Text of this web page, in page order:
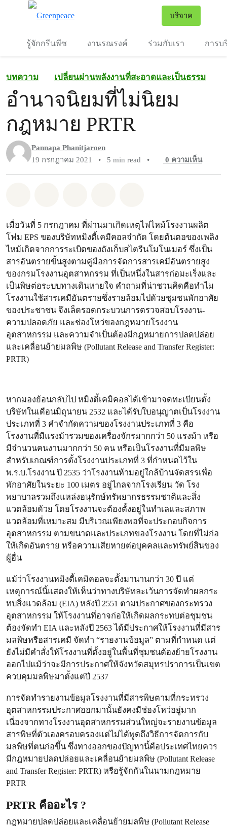
บริจาค
รู้จักกรีนพีซ งานรณรงค์ ร่วมกับเรา การบ
บทความ เปลี่ยนผ่านพลังงานที่สะอาดและเป็นธรรม
อำนาจนิยมที่ไม่นิยม
กฎหมาย PRTR
Pannapa Phanitjaroen
19 กรกฎาคม 2021
• 5 min read • 0 ความเห็น
เมื่อวันที่ 5 กรกฎาคม ที่ผ่านมาเกิดเหตุไฟไหม้โรงงานผลิต
โฟม EPS ของบริษัทหมิงตี้เคมีคอลจำกัด โดยต้นตอของเพลิง
ไหม้เกิดจากการระเบิดของถังเก็บสไตรีนโมโนเมอร์ ซึ่งเป็น
สารอันตรายขั้นสูงตามคู่มือการจัดการสารเคมีอันตรายสูง
ของกรมโรงงานอุตสาหกรรม ที่เป็นหนึ่งในสารก่อมะเร็งและ
เป็นพิษต่อระบบทางเดินหายใจ คำถามที่น่าชวนคิดคือทำไม
โรงงานใช้สารเคมีอันตรายซึ่งรายล้อมไปด้วยชุมชนพักอาศัย
ของประชาชน จึงเล็ดรอดกระบวนการตรวจสอบโรงงาน-
ความปลอดภัย และช่องโหว่ของกฎหมายโรงงาน
อุตสาหกรรม และความจำเป็นต้องมีกฎหมายการปลดปล่อย
และเคลื่อนย้ายมลพิษ (Pollutant Release and Transfer Register:
PRTR)
หากมองย้อนกลับไป หมิงตี้เคมิคอลได้เข้ามาจดทะเบียนตั้ง
บริษัทในเดือนมิถุนายน 2532 และได้รับใบอนุญาตเป็นโรงงาน
ประเภทที่ 3 คำจำกัดความของโรงงานประเภทที่ 3 คือ
โรงงานที่มีแรงม้ารวมของเครื่องจักรมากกว่า 50 แรงม้า หรือ
มีจำนวนคนงานมากกว่า 50 คน หรือเป็นโรงงานที่มีมลพิษ
สำหรับเกณฑ์การตั้งโรงงานประเภทที่ 3 ที่กำหนดไว้ใน
พ.ร.บ.โรงงาน ปี 2535 ว่าโรงงานห้ามอยู่ใกล้บ้านจัดสรรเพื่อ
พักอาศัยในระยะ 100 เมตร อยู่ไกลจากโรงเรียน วัด โรง
พยาบาลรวมถึงแหล่งอนุรักษ์ทรัพยากรธรรมชาติและสิ่ง
แวดล้อมด้วย โดยโรงงานจะต้องตั้งอยู่ในทำเลและสภาพ
แวดล้อมที่เหมาะสม มีบริเวณเพียงพอที่จะประกอบกิจการ
อุตสาหกรรม ตามขนาดและประเภทของโรงงาน โดยที่ไม่ก่อ
ให้เกิดอันตราย หรือความเสียหายต่อบุคคลและทรัพย์สินของ
ผู้อื่น
แม้ว่าโรงงานหมิงตี้เคมิคอลจะตั้งมานานกว่า 30 ปี แต่
เหตุการณ์นี้แสดงให้เห็นว่าทางบริษัทละเว้นการจัดทำผลกระ
ทบสิ่งแวดล้อม (EIA) หลังปี 2551 ตามประกาศของกระทรวง
อุตสาหกรรม ให้โรงงานที่อาจก่อให้เกิดผลกระทบต่อชุมชน
ต้องจัดทำ EIA และหลังปี 2563 ได้มีประกาศให้โรงงานที่มีสาร
มลพิษหรือสารเคมี จัดทำ “รายงานข้อมูล” ตามที่กำหนด แต่
ยังไม่มีคำสั่งให้โรงงานที่ตั้งอยู่ในพื้นที่ชุมชนต้องย้ายโรงงาน
ออกไปแม้ว่าจะมีการประกาศให้จังหวัดสมุทรปราการเป็นเขต
ควบคุมมลพิษมาตั้งแต่ปี 2537
การจัดทำรายงานข้อมูลโรงงานที่มีสารพิษตามที่กระทรวง
อุตสาหกรรมประกาศออกมานั้นยังคงมีช่องโหว่อยู่มาก
เนื่องจากทางโรงงานอุตสาหกรรมส่วนใหญ่จะรายงานข้อมูล
สารพิษที่ตัวเองครอบครองแต่ไม่ได้พูดถึงวิธีการจัดการกับ
มลพิษที่ตนก่อขึ้น ซึ่งทางออกของปัญหานี้คือประเทศไทยควร
มีกฎหมายปลดปล่อยและเคลื่อนย้ายมลพิษ (Pollutant Release
and Transfer Register: PRTR) หรือรู้จักกันในนามกฎหมาย
PRTR
PRTR คืออะไร ?
กฎหมายปลดปล่อยและเคลื่อนย้ายมลพิษ (Pollutant Release